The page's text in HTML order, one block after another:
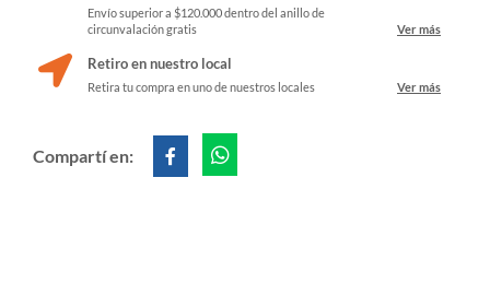
Envío superior a $120.000 dentro del anillo de
circunvalación gratis
Ver más
Retiro en nuestro local
Retira tu compra en uno de nuestros locales Ver más
Compartí en: